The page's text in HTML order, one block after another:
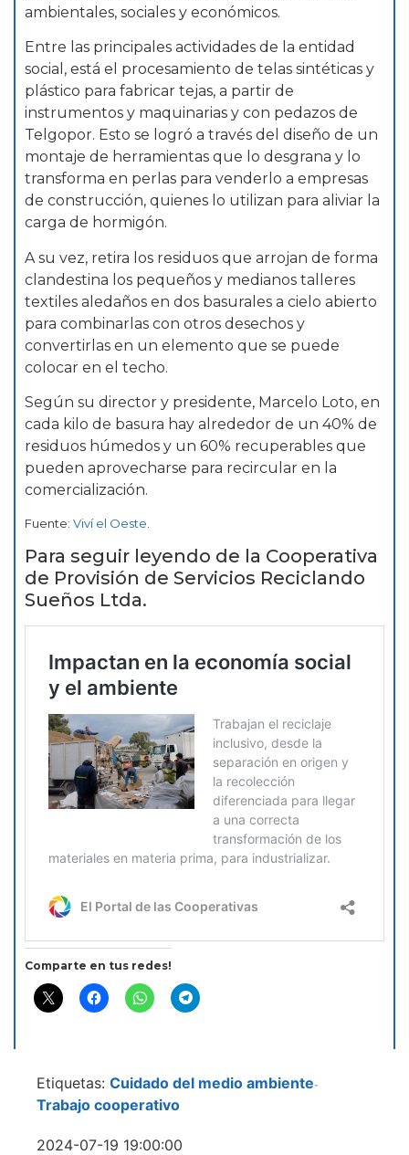
ambientales, sociales y económicos.
Entre las principales actividades de la entidad
social, está el procesamiento de telas sintéticas y
plástico para fabricar tejas, a partir de
instrumentos y maquinarias y con pedazos de
Telgopor. Esto se logró a través del diseño de un
montaje de herramientas que lo desgrana y lo
transforma en perlas para venderlo a empresas
de construcción, quienes lo utilizan para aliviar la
carga de hormigón.
A su vez, retira los residuos que arrojan de forma
clandestina los pequeños y medianos talleres
textiles aledaños en dos basurales a cielo abierto
para combinarlas con otros desechos y
convertirlas en un elemento que se puede
colocar en el techo.
Según su director y presidente, Marcelo Loto, en
cada kilo de basura hay alrededor de un 40% de
residuos húmedos y un 60% recuperables que
pueden aprovecharse para recircular en la
comercialización.
Fuente: Viví el Oeste
Para seguir leyendo de la Cooperativa
de Provisión de Servicios Reciclando
Sueños Ltda.
Comparte en tus redes!
Etiquetas: Cuidado del medio ambiente-
Trabajo cooperativo
2024-07-19 19:00:00